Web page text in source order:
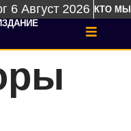
6 Август 2026 КТО МЫ